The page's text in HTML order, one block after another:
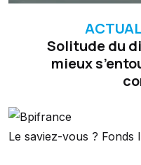
Solitude du
mieux
Le saviez-vous ? Fonds